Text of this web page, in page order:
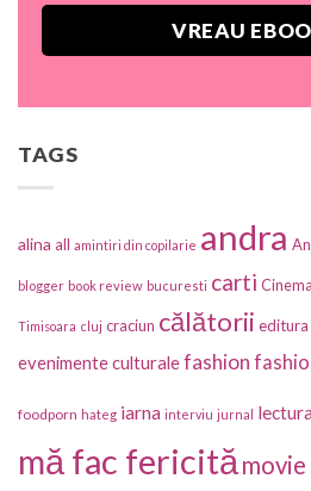
TAGS
alina all amintiri din copilarie andra
blogger book review bucuresti carti
Timisoara cluj craciun călătorii editura
evenimente culturalefashion
foodporn hateg iarna interviu jurnal lectura
mă fac fericitămovie